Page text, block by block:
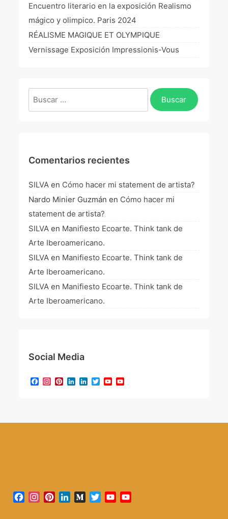
«Huellas trashumantes» New York 2018
Commissaire D’exposition
Manifiesto Ecoarte
Encuentro literario en la exposición Realismo
mágico y olimpico. Paris 2024
RÉALISME MAGIQUE ET OLYMPIQUE
Vernissage Exposición Impressionis-Vous
Buscar:
Comentarios recientes
SILVA en Cómo hacer mi statement de artista?
Nardo Minier Guzmán en Cómo hacer mi
statement de artista?
SILVA en Manifiesto Ecoarte. Think tank de
Arte Iberoamericano.
SILVA en Manifiesto Ecoarte. Think tank de
Arte Iberoamericano.
SILVA en Manifiesto Ecoarte. Think tank de
Arte Iberoamericano.
Social Media
Facebook
Instagram
Pinterest
LinkedIn
LinkedIn
TwitterYouTube
Facebook
Instagram
PinterestLinkedInMediumTwitterYouTube